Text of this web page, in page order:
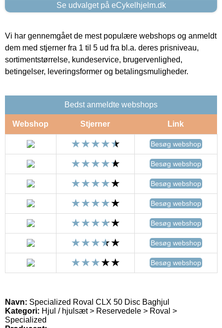
Se udvalget på eCykelhjelm.dk
Vi har gennemgået de mest populære webshops og anmeldt
dem med stjerner fra 1 til 5 ud fra bl.a. deres prisniveau,
sortimentstørrelse, kundeservice, brugervenlighed,
betingelser, leveringsformer og betalingsmuligheder.
Bedst anmeldte webshops
Webshop Stjerner Link
Besøg webshop
Besøg webshop
Besøg webshop
Besøg webshop
Besøg webshop
Besøg webshop
Besøg webshop
Navn: Specialized Roval CLX 50 Disc Baghjul
Kategori: Hjul / hjulsæt > Reservedele > Roval >
Specialized